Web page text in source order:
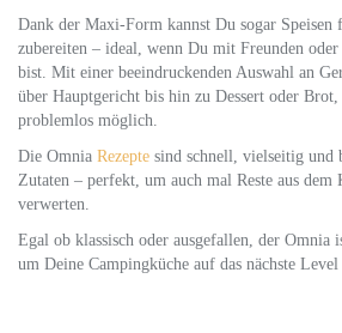
Dank der Maxi-Form kannst Du sogar Speisen
zubereiten – ideal, wenn Du mit Freunden
bist. Mit einer beeindruckenden Auswahl an
über Hauptgericht bis hin zu Dessert oder
problemlos möglich.
Die Omnia Rezepte sind schnell, vielseitig und
Zutaten – perfekt, um auch mal Reste aus
verwerten.
Egal ob klassisch oder ausgefallen, der Omnia
um Deine Campingküche auf das nächste